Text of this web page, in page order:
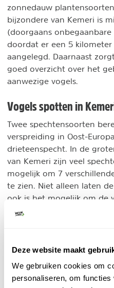
Deze website maakt
We gebruiken cookies om
personaliseren, om
zonnedauw
bijzondere van Kemeri is
(doorgaans
doordat er een 5
aangelegd. Daarnaast
goed overzicht over het
aanwezige vogels.
Vogels spotten in
Twee spechtensoorten
verspreiding in Oost-
drieteenspecht. In de
van Kemeri zijn veel
mogelijk om 7
te zien. Niet alleen laten
ook is het mogelijk om de
soorten op je gemak te
Naast bossen en venen
groot gebied met
door (oorspronkelijk uit